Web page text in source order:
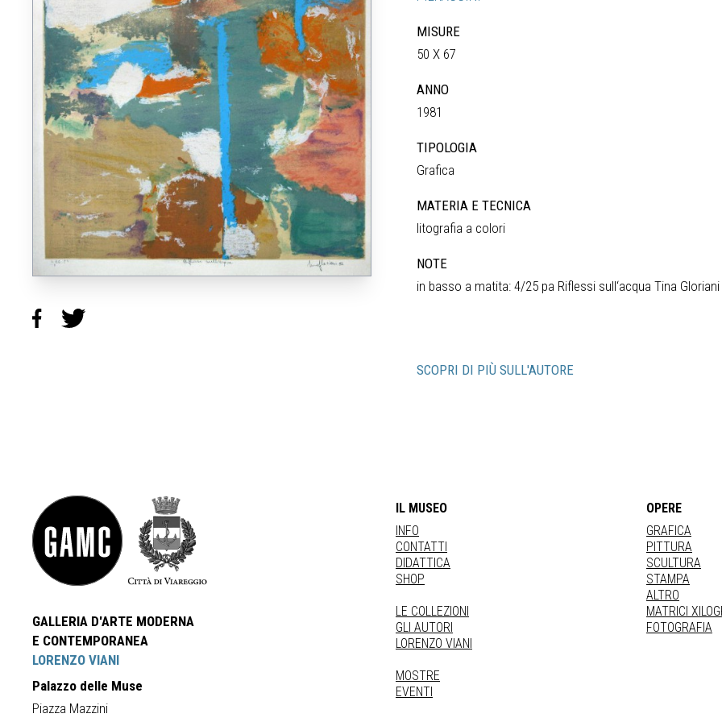
MISURE
50 X 67
ANNO
1981
TIPOLOGIA
Grafica
MATERIA E TECNICA
litografia a colori
NOTE
in basso a matita: 4/25 pa Riflessi sull‘acqua Tina
SCOPRI DI PIÙ SULL'AUTORE
GALLERIA D'ARTE MODERNA
E CONTEMPORANEA
LORENZO VIANI
Palazzo delle Muse
Piazza Mazzini
IL MUSEO
INFO
CONTATTI
DIDATTICA
SHOP
LE COLLEZIONI
GLI AUTORI
LORENZO VIANI
MOSTRE
EVENTI
OPERE
GRAFICA
PITTURA
SCULTURA
STAMPA
ALTRO
MATRICI
FOTOGRAFIA